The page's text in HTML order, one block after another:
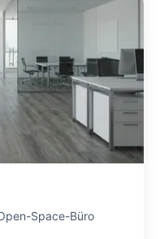
Space-Büro